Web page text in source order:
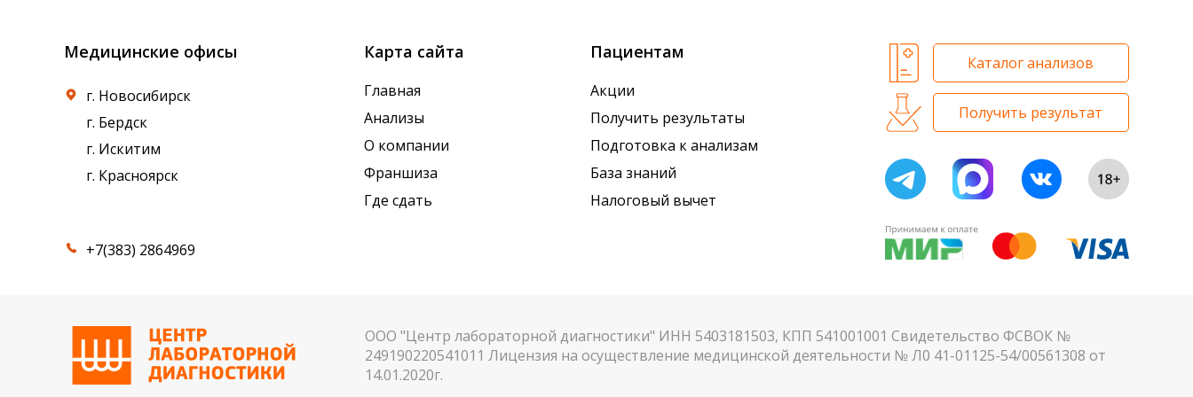
Медицинские офисы
г. Новосибирск
г. Бердск
г. Искитим
г. Красноярск
+7(383) 2864969
Карта сайта
Главная
Анализы
О компании
Франшиза
Где сдать
Пациентам
Акции
Получить результаты
Подготовка к анализам
База знаний
Налоговый вычет
Каталог анализов
Получить результат
ООО "Центр лабораторной диагностики" ИНН 5403181503, КПП 541001001 Свидетельство ФСВОК №
249190220541011 Лицензия на осуществление медицинской деятельности № Л0 41-01125-54/00561308 от
14.01.2020г.